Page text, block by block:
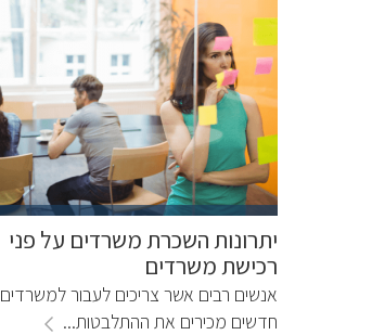
יתרונות השכרת משרדים על פני
רכישת משרדים
אנשים רבים אשר צריכים לעבור למשרדים
חדשים מכירים את ההתלבטות...